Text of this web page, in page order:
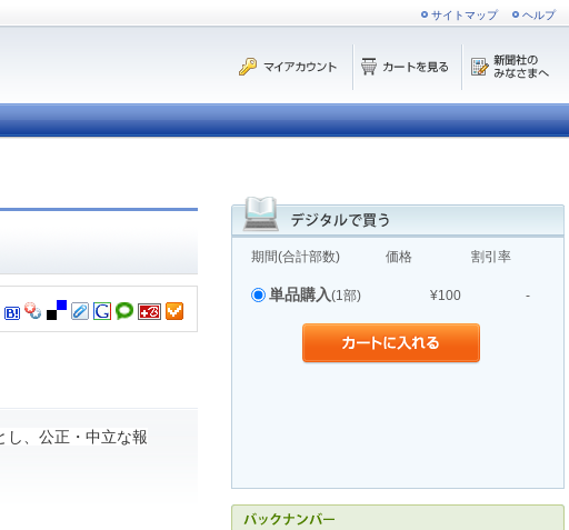
サイトマップ ヘルプ
期間(合計部数) 価格 割引率
単品購入(1部) ¥100 -
し、公正・中立な報